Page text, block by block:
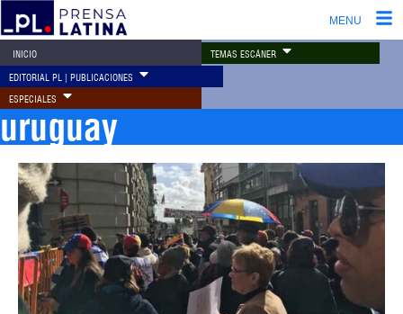
MENU
INICIO TEMAS ESCÁNER
EDITORIAL PL | PUBLICACIONES
ESPECIALES
uruguay